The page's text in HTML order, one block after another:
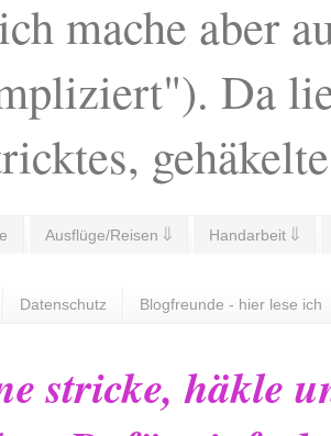
mache aber
Da
Ausflüge/Reisen ⇓ Handarbeit ⇓
Datenschutz Blogfreunde - hier lese ich
stricke, häkle